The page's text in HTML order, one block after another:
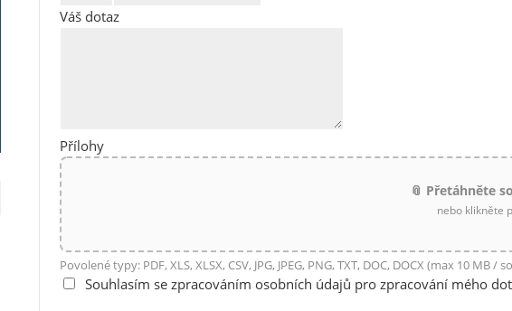
Váš dotaz
Přílohy
📎 Přetáhněte
nebo klikněte
Povolené typy: PDF, XLS, XLSX, CSV, JPG, JPEG, PNG, TXT, DOC, DOCX (max 10 MB
Souhlasím se zpracováním osobních údajů pro zpracování mého